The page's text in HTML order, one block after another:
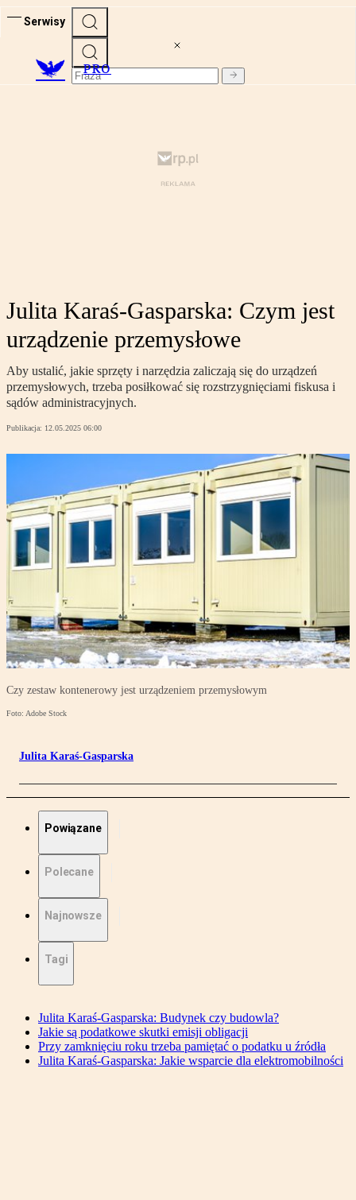
Serwisy
PRO
Julita Karaś-Gasparska: Czym jest
urządzenie przemysłowe
Aby ustalić, jakie sprzęty i narzędzia zaliczają się do urządzeń
przemysłowych, trzeba posiłkować się rozstrzygnięciami fiskusa i
sądów administracyjnych.
Publikacja: 12.05.2025 06:00
Czy zestaw kontenerowy jest urządzeniem przemysłowym
Foto: Adobe Stock
Julita Karaś-Gasparska
Powiązane
Polecane
Najnowsze
Tagi
Julita Karaś-Gasparska: Budynek czy budowla?
Jakie są podatkowe skutki emisji obligacji
Przy zamknięciu roku trzeba pamiętać o podatku u źródła
Julita Karaś-Gasparska: Jakie wsparcie dla elektromobilności